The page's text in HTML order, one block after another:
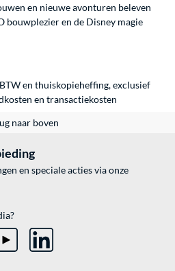
en nieuwe avonturen beleven
bouwplezier en de Disney magie
en thuiskopieheffing, exclusief
en transactiekosten
naar boven
en speciale acties via onze